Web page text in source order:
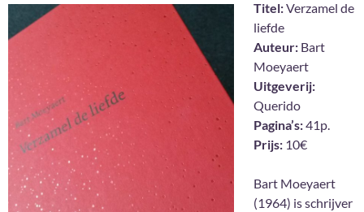
Titel:Verzamel de
liefde
Auteur: Bart
Moeyaert
Uitgeverij:
Querido
Pagina’s:41p.
Prijs: 10€
Bart Moeyaert
(1964) is schrijver